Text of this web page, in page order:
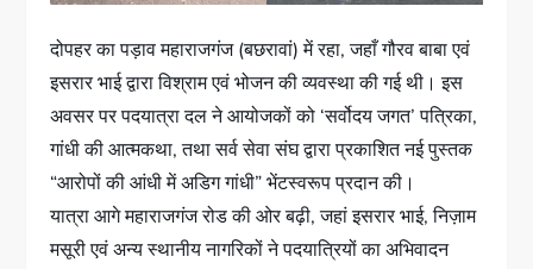
दोपहर का पड़ाव महाराजगंज (बछरावां) में रहा, जहाँ गौरव बाबा एवं
इसरार भाई द्वारा विश्राम एवं भोजन की व्यवस्था की गई थी। इस
अवसर पर पदयात्रा दल ने आयोजकों को ‘सर्वोदय जगत’ पत्रिका,
गांधी की आत्मकथा, तथा सर्व सेवा संघ द्वारा प्रकाशित नई पुस्तक
“आरोपों की आंधी में अडिग गांधी” भेंटस्वरूप प्रदान की।
यात्रा आगे महाराजगंज रोड की ओर बढ़ी, जहां इसरार भाई, निज़ाम
मसूरी एवं अन्य स्थानीय नागरिकों ने पदयात्रियों का अभिवादन